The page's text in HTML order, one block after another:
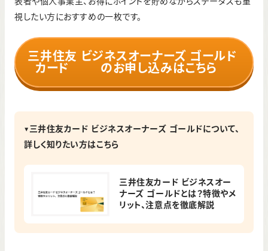
視したい方におすすめの一枚です。
三井住友
カード
ビジネスオーナーズ ゴールド
のお申し込みはこちら
▼三井住友カード ビジネスオーナーズ ゴールドについて、
詳しく知りたい方はこちら
三井住友カード ビジネスオー
ナーズ ゴールドとは？特徴やメ
リット、注意点を徹底解説